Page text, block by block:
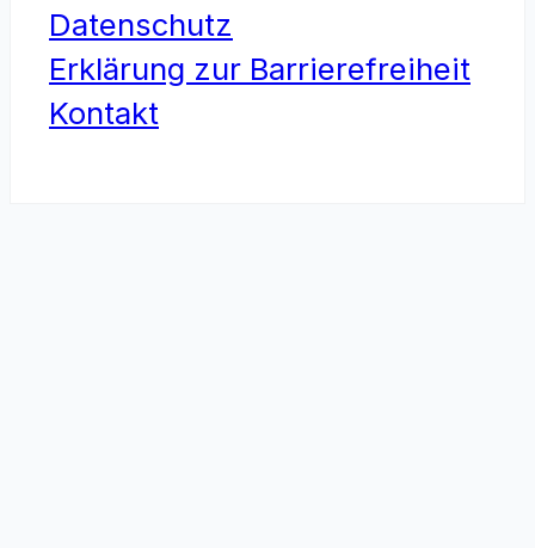
Datenschutz
Erklärung zur Barrierefreiheit
Kontakt